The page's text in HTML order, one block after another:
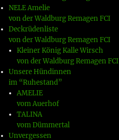
NELE Amelie
von der Waldburg Remagen FCI
Deckrüdenliste
von der Waldburg Remagen FCI
Kleiner König Kalle Wirsch
von der Waldburg Remagen FCI
Unsere Hündinnen
im “Ruhestand”
AMELIE
vom Auerhof
TALINA
vom Dümmertal
Unvergessen